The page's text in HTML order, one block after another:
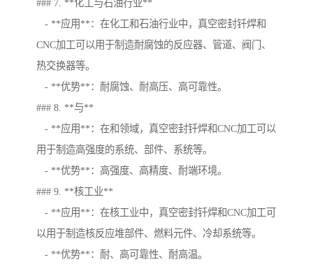
### 7. **化工与石油行业**
- **应用**：在化工和石油行业中，真空密封钎焊和
CNC加工可以用于制造耐腐蚀的反应器、管道、阀门、
热交换器等。
- **优势**：耐腐蚀、耐高压、高可靠性。
### 8. **与**
- **应用**：在和领域，真空密封钎焊和CNC加工可以
用于制造高强度的系统、部件、系统等。
- **优势**：高强度、高精度、耐端环境。
### 9. **核工业**
- **应用**：在核工业中，真空密封钎焊和CNC加工可
以用于制造核反应堆部件、燃料元件、冷却系统等。
- **优势**：耐、高可靠性、耐高温。